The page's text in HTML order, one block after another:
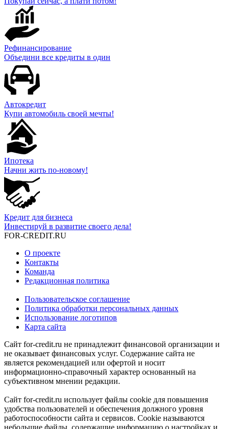
Рефинансирование
Объедини все кредиты в один
Автокредит
Купи автомобиль своей мечты!
Ипотека
Начни жить по-новому!
Кредит для бизнеса
Инвестируй в развитие своего дела!
FOR-CREDIT.RU
О проекте
Контакты
Команда
Редакционная политика
Пользовательское соглашение
Политика обработки персональных данных
Использование логотипов
Карта сайта
Сайт for-credit.ru не принадлежит финансовой организации и
не оказывает финансовых услуг. Содержание сайта не
является рекомендацией или офертой и носит
информационно-справочный характер основанный на
субъективном мнении редакции.
Сайт for-credit.ru использует файлы cookie для повышения
удобства пользователей и обеспечения должного уровня
работоспособности сайта и сервисов. Cookie называются
небольшие файлы, содержащие информацию о настройках и